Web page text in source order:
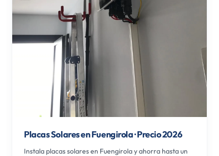
Placas Solares en Fuengirola · Precio 2026
Instala placas solares en Fuengirola y ahorra hasta un